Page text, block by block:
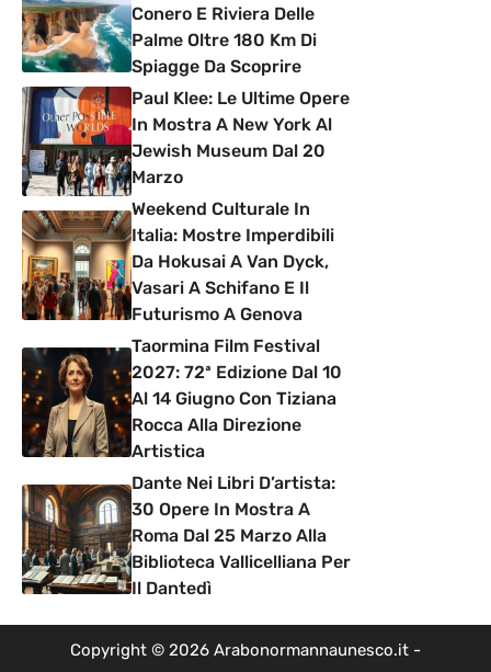
Conero E Riviera Delle
Palme Oltre 180 Km Di
Spiagge Da Scoprire
Paul Klee: Le Ultime Opere
In Mostra A New York Al
Jewish Museum Dal 20
Marzo
Weekend Culturale In
Italia: Mostre Imperdibili
Da Hokusai A Van Dyck,
Vasari A Schifano E Il
Futurismo A Genova
Taormina Film Festival
2027: 72ª Edizione Dal 10
Al 14 Giugno Con Tiziana
Rocca Alla Direzione
Artistica
Dante Nei Libri D’artista:
30 Opere In Mostra A
Roma Dal 25 Marzo Alla
Biblioteca Vallicelliana Per
Il Dantedì
Copyright © 2026 Arabonormannaunesco.it -